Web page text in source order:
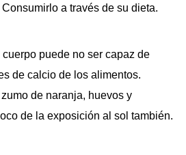
a través de su dieta.
puede no ser capaz de
de calcio de los alimentos.
de naranja, huevos y
de la exposición al sol también.